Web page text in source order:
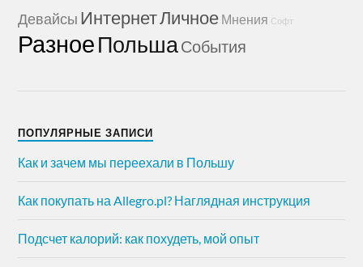
Девайсы ИнтернетЛичное Мнения Софт
РазноеПольшаСобытия
ПОПУЛЯРНЫЕ ЗАПИСИ
Как и зачем мы переехали в Польшу
Как покупать на Allegro.pl? Наглядная инструкция
Подсчет калорий: как похудеть, мой опыт